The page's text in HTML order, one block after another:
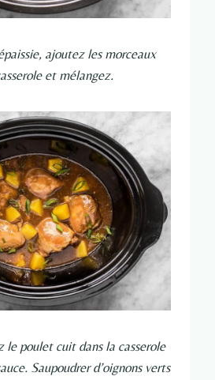
ajoutez les morceaux
et mélangez.
poulet cuit dans la casserole
Saupoudrer d’oignons verts